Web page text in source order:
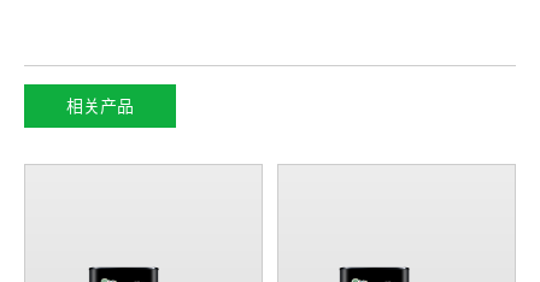
相关产品